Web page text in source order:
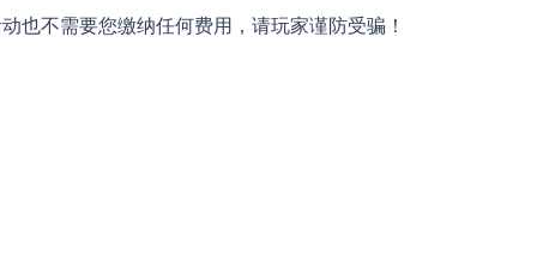
不需要您缴纳任何费用，请玩家谨防受骗！